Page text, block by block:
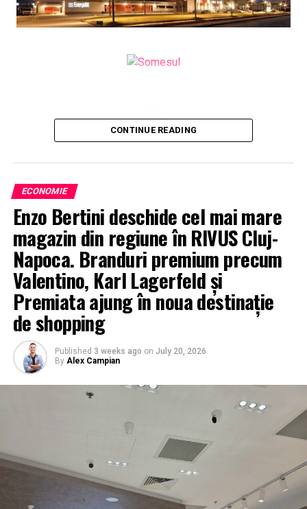
CONTINUE READING
ECONOMIE
Enzo Bertini deschide cel mai mare
magazin din regiune în RIVUS Cluj-
Napoca. Branduri premium precum
Valentino, Karl Lagerfeld și
Premiata ajung în noua destinație
de shopping
Published 3 weeks ago on July 20, 2026
By Alex Campian